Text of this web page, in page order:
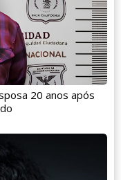
20 anos após